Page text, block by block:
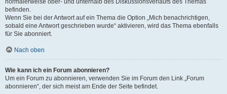
normalerweise ober- und unterhalb des Diskussionsverlaufs des Themas
befinden.
Wenn Sie bei der Antwort auf ein Thema die Option „Mich benachrichtigen,
sobald eine Antwort geschrieben wurde“ aktivieren, wird das Thema ebenfalls
für Sie abonniert.
Nach oben
Wie kann ich ein Forum abonnieren?
Um ein Forum zu abonnieren, verwenden Sie im Forum den Link „Forum
abonnieren“, der sich meist am Ende der Seite befindet.